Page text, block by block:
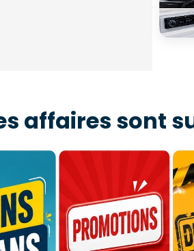
affaires sont
Promotions